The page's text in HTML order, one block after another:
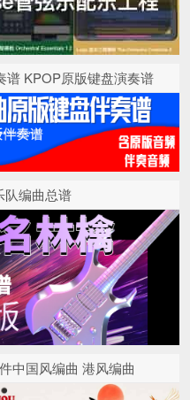
谱 KPOP原版键盘演奏谱
队编曲总谱
中国风编曲 港风编曲